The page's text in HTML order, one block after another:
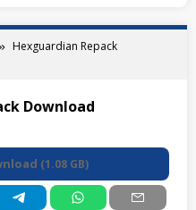
Hexguardian Repack
Download
(1.08 GB)